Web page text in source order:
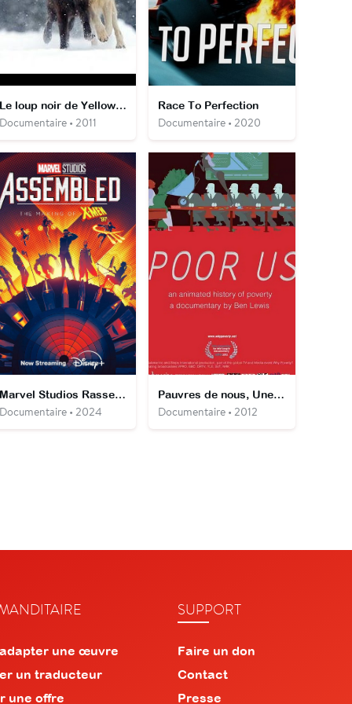
Le loup noir de Yellowstone
• 2011
Race To Perfection
Documentaire • 2020
Marvel Studios Rassemblement : Le making-of de X-Men '97
• 2024
Pauvres de nous, Une histoire animée de la pauvreté
Documentaire • 2012
une œuvre
un traducteur
une offre
SUPPORT
Faire un don
Contact
Presse